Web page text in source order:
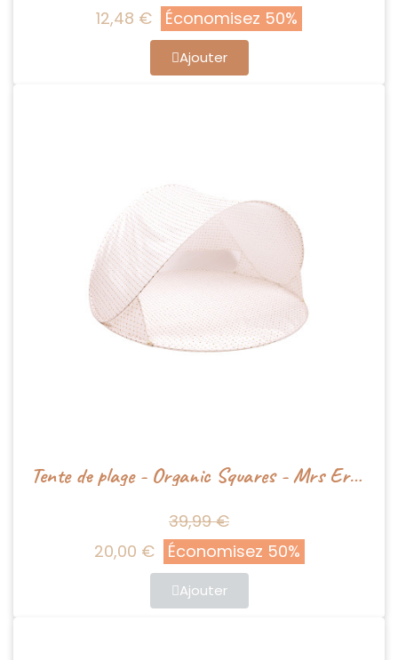
12,48 €
Économisez 50%
Ajouter
Tente de plage - Organic Squares - Mrs Ertha
39,99 €
20,00 €
Économisez 50%
Ajouter